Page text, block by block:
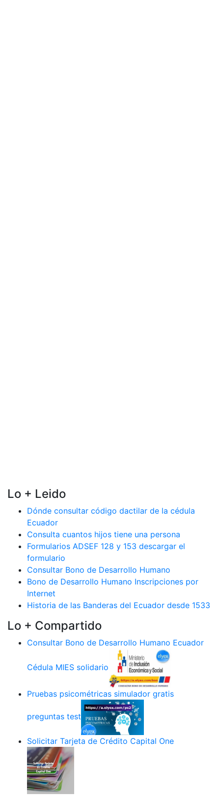
Lo + Leido
Dónde consultar código dactilar de la cédula
Ecuador
Consulta cuantos hijos tiene una persona
Formularios ADSEF 128 y 153 descargar el
formulario
Consultar Bono de Desarrollo Humano
Bono de Desarrollo Humano Inscripciones por
Internet
Historia de las Banderas del Ecuador desde 1533
Lo + Compartido
Consultar Bono de Desarrollo Humano Ecuador
Cédula MIES solidario
Pruebas psicométricas simulador gratis
preguntas test
Solicitar Tarjeta de Crédito Capital One